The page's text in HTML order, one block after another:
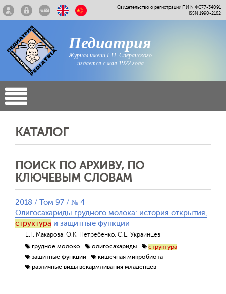
Свидетельство о регистрации ПИ N ФС77-34091
ISSN 1990-2182
Педиатрия
Журнал имени Г.Н. Сперанского
издается с мая 1922 года
КАТАЛОГ
ПОИСК ПО АРХИВУ, ПО
КЛЮЧЕВЫМ СЛОВАМ
2018 / Том 97 / № 4
Олигосахариды грудного молока: история открытия,
структура и защитные функции
Е.Г. Макарова, О.К. Нетребенко, С.Е. Украинцев
грудное молоко
олигосахариды
структура
защитные функции
кишечная микробиота
различные виды вскармливания младенцев